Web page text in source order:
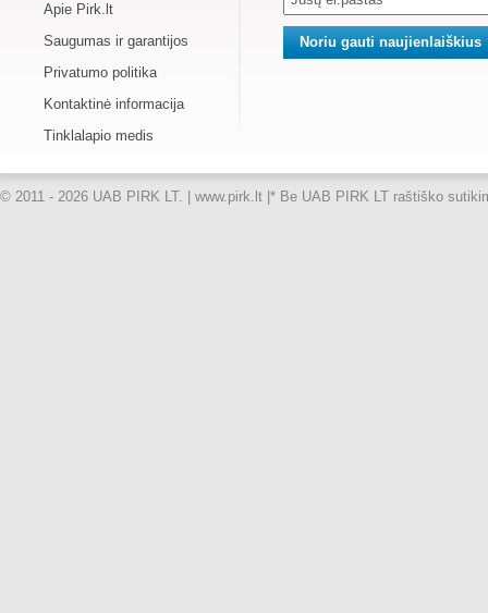
Apie Pirk.lt
Saugumas ir garantijos
Privatumo politika
Kontaktinė informacija
Tinklalapio medis
© 2011 - 2026 UAB PIRK LT. | www.pirk.lt | * Be UAB PIRK LT raštiško